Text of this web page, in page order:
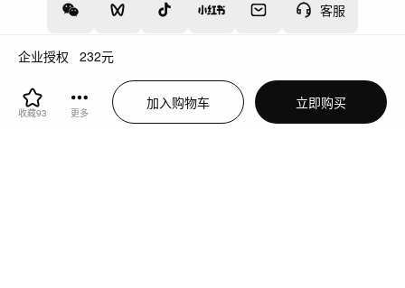
企业授权 232元
收藏93 更多
加入购物车 立即购买
客服
增值电信业务经营许可证：川B2-20160192
蜀ICP备12020238号-4
川公网安备51019002000262
违法和不良信息举报中心